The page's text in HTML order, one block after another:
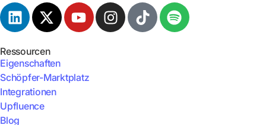
Ressourcen
Eigenschaften
Schöpfer-Marktplatz
Integrationen
Upfluence
Blog